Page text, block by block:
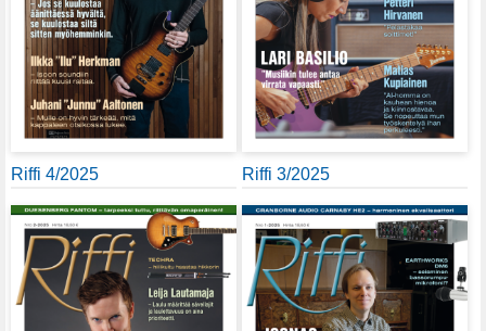
Riffi 4/2025 Riffi 3/2025